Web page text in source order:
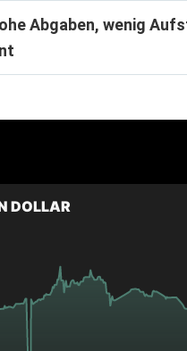
Abgaben, wenig
DOLLAR